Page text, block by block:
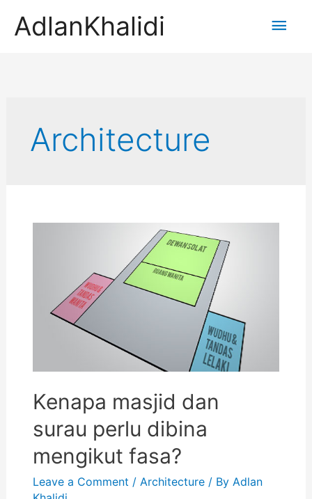
AdlanKhalidi
Main
Architecture
Kenapa masjid dan
surau perlu dibina
mengikut fasa?
Leave a Comment / Architecture / By Adlan